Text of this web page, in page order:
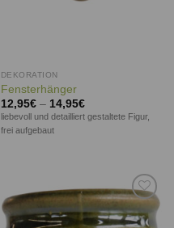
DEKORATION
Fensterhänger
12,95€– 14,95€
liebevoll und detailliert gestaltete Figur,
frei aufgebaut
Auf die
Wunschliste